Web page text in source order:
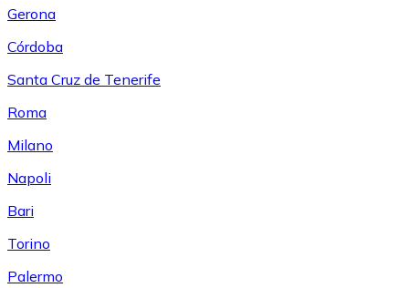
Gerona
Córdoba
Santa Cruz de Tenerife
Roma
Milano
Napoli
Bari
Torino
Palermo